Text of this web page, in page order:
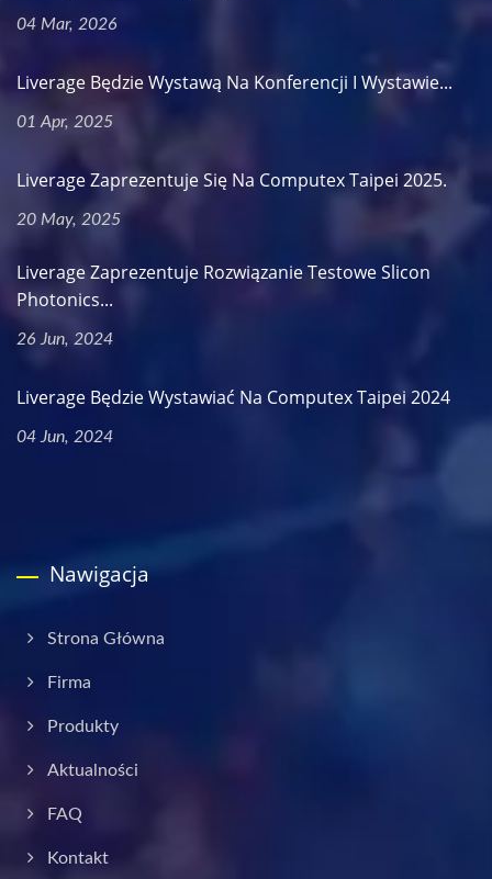
04 Mar, 2026
Liverage Będzie Wystawą Na Konferencji I Wystawie...
01 Apr, 2025
Liverage Zaprezentuje Się Na Computex Taipei 2025.
20 May, 2025
Liverage Zaprezentuje Rozwiązanie Testowe Slicon
Photonics...
26 Jun, 2024
Liverage Będzie Wystawiać Na Computex Taipei 2024
04 Jun, 2024
Nawigacja
Strona Główna
Firma
Produkty
Aktualności
FAQ
Kontakt